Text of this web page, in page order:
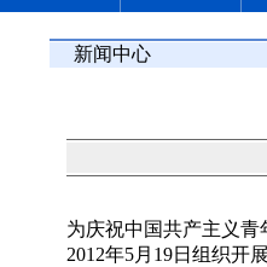
新闻中心
为庆祝中国共产主义
2012年5月19日组织开